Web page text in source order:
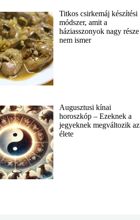
Titkos csirkemáj készítési
módszer, amit a
háziasszonyok nagy része
nem ismer
Augusztusi kínai
horoszkóp – Ezeknek a
jegyeknek megváltozik az
élete